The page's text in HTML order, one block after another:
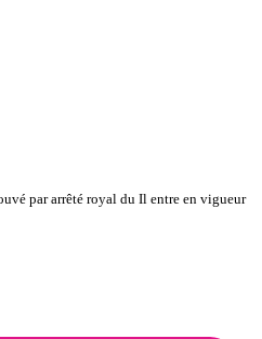
par arrêté royal du Il entre en vigueur